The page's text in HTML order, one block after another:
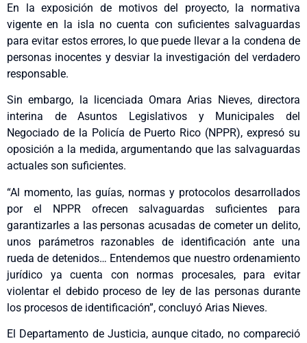
En la exposición de motivos del proyecto, la normativa
vigente en la isla no cuenta con suficientes salvaguardas
para evitar estos errores, lo que puede llevar a la condena de
personas inocentes y desviar la investigación del verdadero
responsable.
Sin embargo, la licenciada Omara Arias Nieves, directora
interina de Asuntos Legislativos y Municipales del
Negociado de la Policía de Puerto Rico (NPPR), expresó su
oposición a la medida, argumentando que las salvaguardas
actuales son suficientes.
“Al momento, las guías, normas y protocolos desarrollados
por el NPPR ofrecen salvaguardas suficientes para
garantizarles a las personas acusadas de cometer un delito,
unos parámetros razonables de identificación ante una
rueda de detenidos… Entendemos que nuestro ordenamiento
jurídico ya cuenta con normas procesales, para evitar
violentar el debido proceso de ley de las personas durante
los procesos de identificación”, concluyó Arias Nieves.
El Departamento de Justicia, aunque citado, no compareció